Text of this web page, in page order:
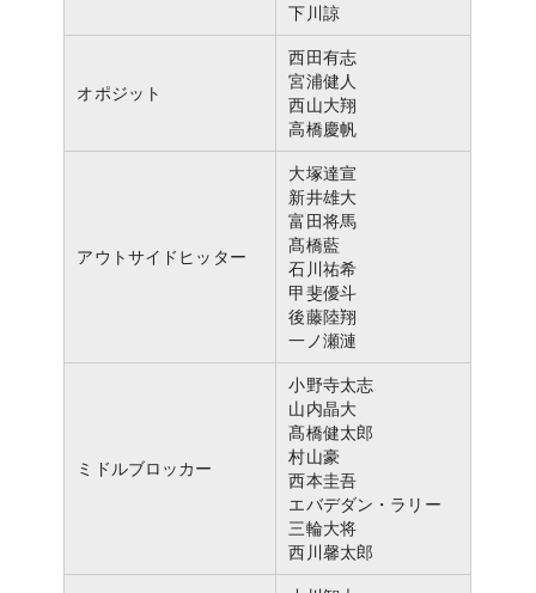
下川諒
オポジット
西田有志
宮浦健人
西山大翔
高橋慶帆
アウトサイドヒッター
大塚達宣
新井雄大
富田将馬
髙橋藍
石川祐希
甲斐優斗
後藤陸翔
一ノ瀬漣
ミドルブロッカー
小野寺太志
山内晶大
髙橋健太郎
村山豪
西本圭吾
エバデダン・ラリー
三輪大将
西川馨太郎